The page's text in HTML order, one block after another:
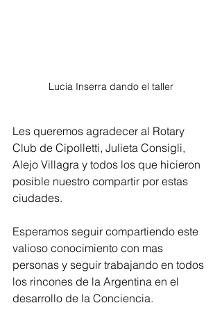
Lucía Inserra dando el taller
Les queremos agradecer al Rotary
Club de Cipolletti, Julieta Consigli,
Alejo Villagra y todos los que hicieron
posible nuestro compartir por estas
ciudades.
Esperamos seguir compartiendo este
valioso conocimiento con mas
personas y seguir trabajando en todos
los rincones de la Argentina en el
desarrollo de la Conciencia.